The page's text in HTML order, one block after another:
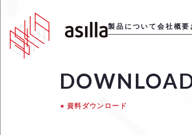
製品について会社概要
資料ダウンロード